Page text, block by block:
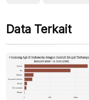
Data Terkait